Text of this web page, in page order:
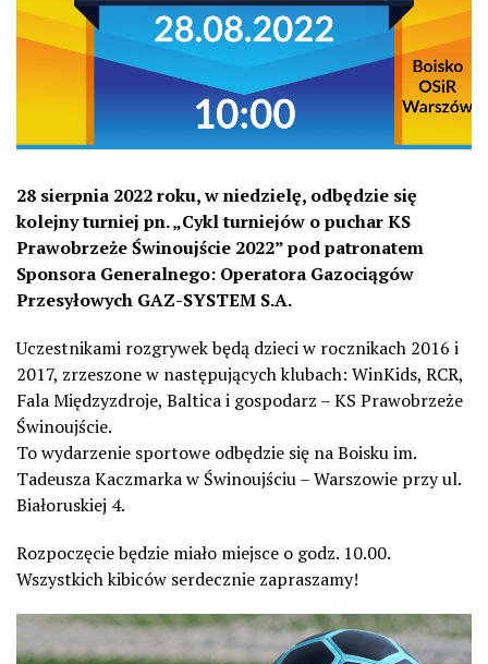
28 sierpnia 2022 roku, w niedzielę, odbędzie się
kolejny turniej pn. „Cykl turniejów o puchar KS
Prawobrzeże Świnoujście 2022” pod patronatem
Sponsora Generalnego: Operatora Gazociągów
Przesyłowych GAZ-SYSTEM S.A.
Uczestnikami rozgrywek będą dzieci w rocznikach 2016 i
2017, zrzeszone w następujących klubach: WinKids, RCR,
Fala Międzyzdroje, Baltica i gospodarz – KS Prawobrzeże
Świnoujście.
To wydarzenie sportowe odbędzie się na Boisku im.
Tadeusza Kaczmarka w Świnoujściu – Warszowie przy ul.
Białoruskiej 4.
Rozpoczęcie będzie miało miejsce o godz. 10.00.
Wszystkich kibiców serdecznie zapraszamy!